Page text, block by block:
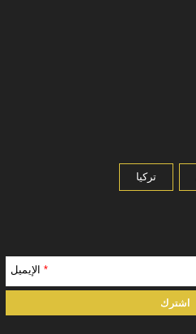
تركيا
* الإيميل